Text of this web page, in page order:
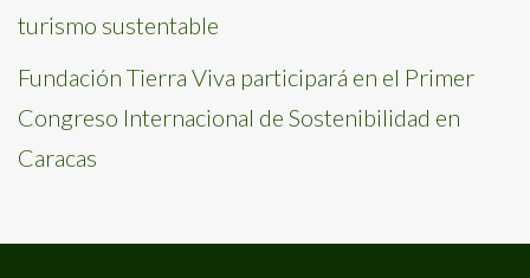
turismo sustentable
Fundación Tierra Viva participará en el Primer
Congreso Internacional de Sostenibilidad en
Caracas